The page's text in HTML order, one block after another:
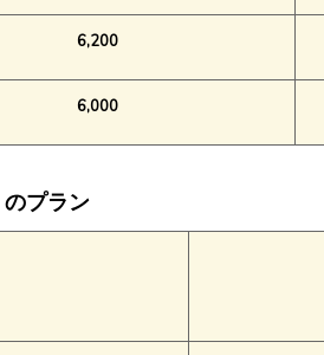
6,200
6,000
プラン